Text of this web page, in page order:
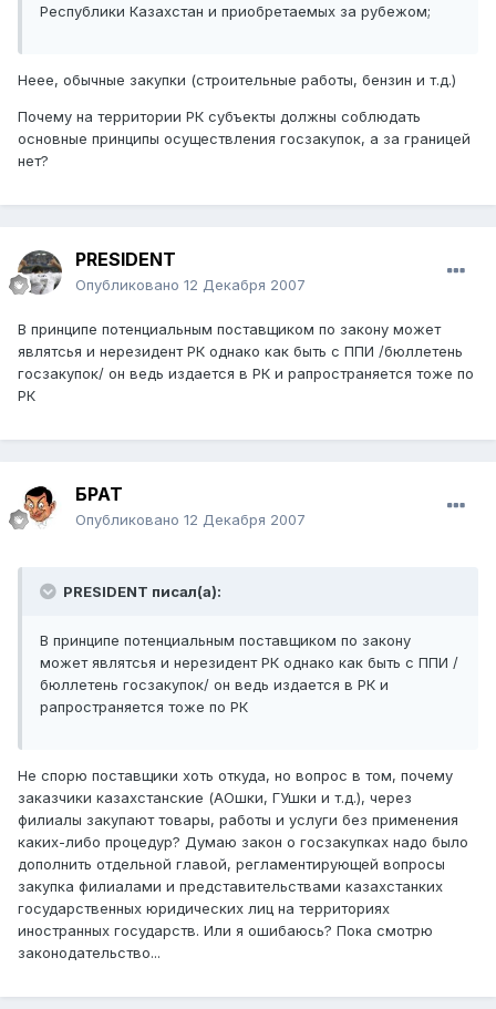
Республики Казахстан и приобретаемых за рубежом;
Неее, обычные закупки (строительные работы, бензин и т.д.)
Почему на территории РК субъекты должны соблюдать
основные принципы осуществления госзакупок, а за границей
нет?
PRESIDENT
Опубликовано 12 Декабря 2007
В принципе потенциальным поставщиком по закону может
являтсья и нерезидент РК однако как быть с ППИ /бюллетень
госзакупок/ он ведь издается в РК и рапространяется тоже по
РК
БРАТ
Опубликовано 12 Декабря 2007
PRESIDENT писал(а):
В принципе потенциальным поставщиком по закону
может являтсья и нерезидент РК однако как быть с ППИ /
бюллетень госзакупок/ он ведь издается в РК и
рапространяется тоже по РК
Не спорю поставщики хоть откуда, но вопрос в том, почему
заказчики казахстанские (АОшки, ГУшки и т.д.), через
филиалы закупают товары, работы и услуги без применения
каких-либо процедур? Думаю закон о госзакупках надо было
дополнить отдельной главой, регламентирующей вопросы
закупка филиалами и представительствами казахстанких
государственных юридических лиц на территориях
иностранных государств. Или я ошибаюсь? Пока смотрю
законодательство...